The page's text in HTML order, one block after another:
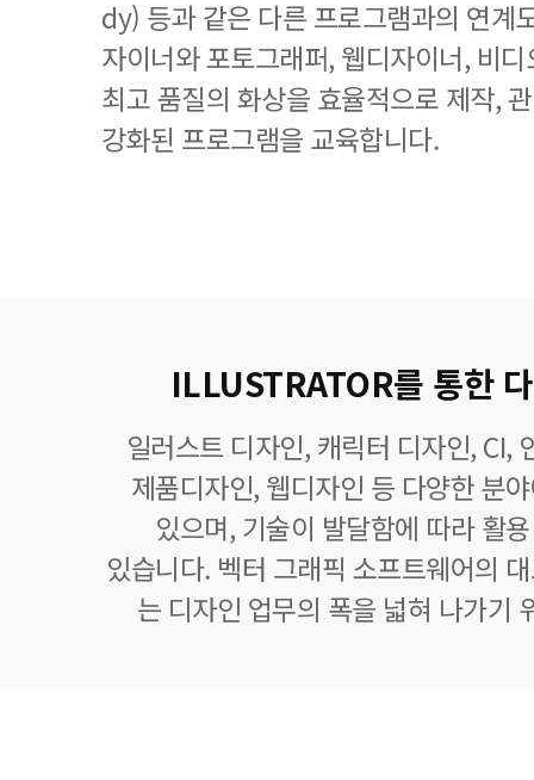
dy) 등과 같은 다른 프로그램과의 연계
자이너와 포토그래퍼, 웹디자이너, 비
최고 품질의 화상을 효율적으로 제작,
강화된 프로그램을 교육합니다.
ILLUSTRATOR를 통한
일러스트 디자인, 캐릭터 디자인, CI,
제품디자인, 웹디자인 등 다양한 분
있으며, 기술이 발달함에 따라 활
있습니다. 벡터 그래픽 소프트웨어의
는 디자인 업무의 폭을 넓혀 나가기